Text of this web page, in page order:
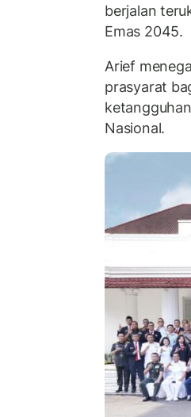
berjalan
Emas 2045.
Arief
prasyarat
Nasional.